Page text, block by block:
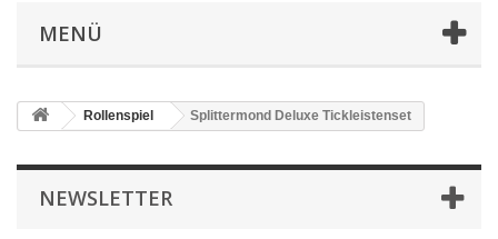
MENÜ
Rollenspiel Splittermond Deluxe Tickleistenset
NEWSLETTER